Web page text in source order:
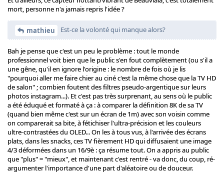
mort, personne n'a jamais repris l'idée ?
mathieu Est-ce la volonté qui manque alors?
Bah je pense que c'est un peu le problème : tout le monde
professionnel voit bien que le public s'en fout complètement (ou s'il a
une gêne, qu'il en ignore l'origine : le nombre de fois où je lis
"pourquoi aller me faire chier au ciné c'est la même chose que la TV HD
de salon" ; combien foutent des filtres pseudo-argentique sur leurs
photos instagram...). Et c'est pas très surprenant, au sens où le public
a été éduqué et formaté à ça : à comparer la définition 8K de sa TV
(quand bien même c'est sur un écran de 1m) avec son voisin comme
on comparerait sa bite, à fétichiser l'ultra-précision et les couleurs
ultre-contrastées du OLED... On les à tous vus, à l'arrivée des écrans
plats, dans les snacks, ces TV fièrement HD qui diffusaient une image
4/3 déformées dans un 16/9è : ça résume tout. On a appris au public
que "plus" = "mieux", et maintenant c'est rentré - va donc, du coup, ré-
argumenter l'importance d'une part d'aléatoire ou de douceur.